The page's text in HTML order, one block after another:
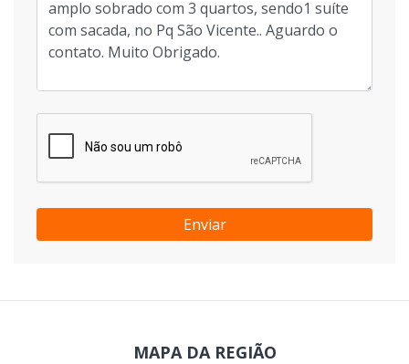
Enviar
MAPA DA REGIÃO